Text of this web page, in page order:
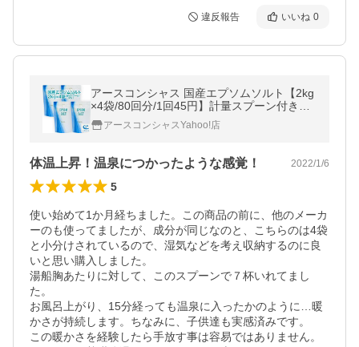
違反報告 いいね 0
アースコンシャス 国産エプソムソルト【2kg
×4袋/80回分/1回45円】計量スプーン付き
【送料無料】（浴用化粧品/入浴剤/バスソル
ト）アースコンシャスYahoo!店
体温上昇！温泉につかったような感覚！ 2022/1/6
5
使い始めて1か月経ちました。この商品の前に、他のメーカ
ーのも使ってましたが、成分が同じなのと、こちらのは4袋
と小分けされているので、湿気などを考え収納するのに良
いと思い購入しました。
湯船胸あたりに対して、このスプーンで７杯いれてまし
た。
お風呂上がり、15分経っても温泉に入ったかのように…暖
かさが持続します。ちなみに、子供達も実感済みです。
この暖かさを経験したら手放す事は容易ではありません。